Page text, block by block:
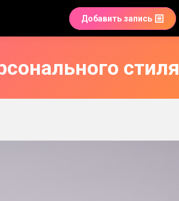
Добавить запись
стиля